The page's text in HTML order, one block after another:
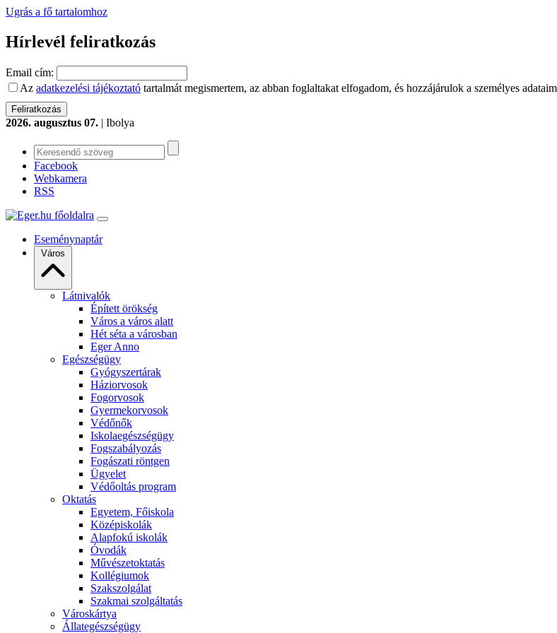
Ugrás a fő tartalomhoz
Hírlevél feliratkozás
Email cím:
Az adatkezelési tájékoztató tartalmát megismertem, az abban foglaltakat elfogadom, és hozzájárulok a személyes
2026. augusztus 07. | Ibolya
Facebook
Webkamera
RSS
Eseménynaptár
Város
Látnivalók
Épített örökség
Város a város alatt
Hét séta a városban
Eger Anno
Egészségügy
Gyógyszertárak
Háziorvosok
Fogorvosok
Gyermekorvosok
Védőnők
Iskolaegészségügy
Fogszabályozás
Fogászati röntgen
Ügyelet
Védőoltás program
Oktatás
Egyetem, Főiskola
Középiskolák
Alapfokú iskolák
Óvodák
Művészetoktatás
Kollégiumok
Szakszolgálat
Szakmai szolgáltatás
Városkártya
Állategészségügy